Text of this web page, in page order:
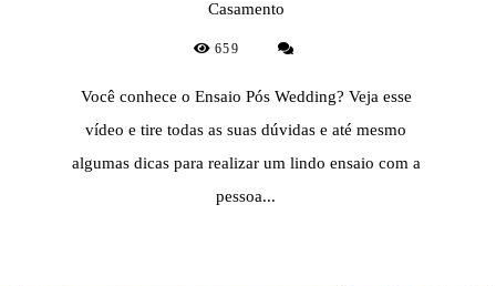
Casamento
659
Você conhece o Ensaio Pós Wedding? Veja esse
vídeo e tire todas as suas dúvidas e até mesmo
algumas dicas para realizar um lindo ensaio com a
pessoa...